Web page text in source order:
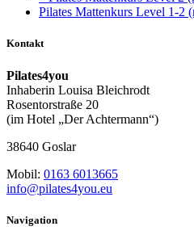
Pilates Mattenkurs Level 1-2
Kontakt
Pilates4you
Inhaberin Louisa Bleichrodt
Rosentorstraße 20
(im Hotel „Der Achtermann“)
38640 Goslar
Mobil: 0163 6013665
info@pilates4you.eu
Navigation